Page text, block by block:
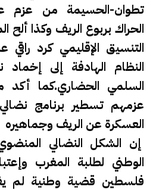
تطوان-الحسيمة من عزم
الحراك بربوع الريف وكذا
التنسيق الإقليمي كرد
النظام الهادفة إلى إخماد
السلمي الحضاري.كما أكد
عزمهم تسطير برنامج
العسكرة عن الريف وجماهيره
إن الشكل النضالي
الوطني لطلبة المغرب
فلسطين قضية وطنية لم